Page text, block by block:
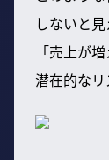
しないと
「売上が
潜在的なリ